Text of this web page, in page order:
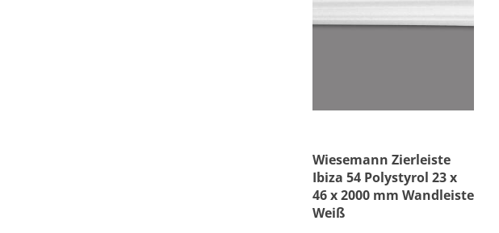
Wiesemann Zierleiste
Ibiza 54 Polystyrol 23 x
46 x 2000 mm Wandleiste
Weiß